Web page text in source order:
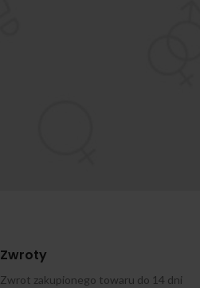
Zwroty
Zwrot zakupionego towaru do 14 dni